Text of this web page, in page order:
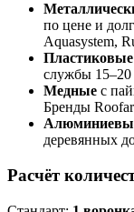
по цене и
Aquasystem,
Пластиковые
службы 15–20
Медные с
Бренды
деревянных
Расчёт